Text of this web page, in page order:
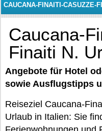
CAUCANA-FINAITI-CASUZZE-
Caucana-
Finaiti N.
Angebote für Hotel
sowie Ausflugstipps
Reiseziel Caucana-
Urlaub in Italien: Sie